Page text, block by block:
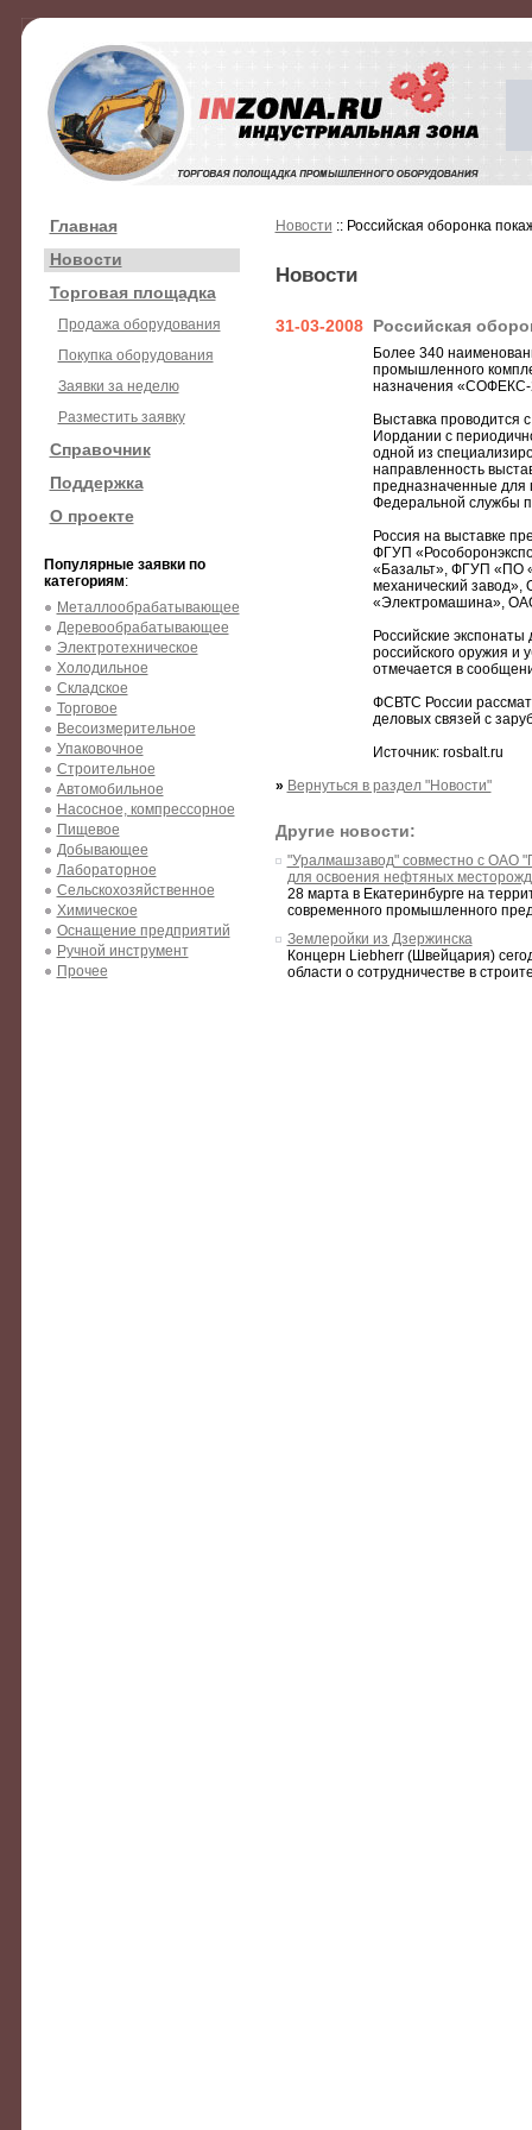
Главная
Новости
Торговая площадка
Продажа оборудования
Покупка оборудования
Заявки за неделю
Разместить заявку
Справочник
Поддержка
О проекте
Популярные заявки по
категориям:
Металлообрабатывающее
Деревообрабатывающее
Электротехническое
Холодильное
Складское
Торговое
Весоизмерительное
Упаковочное
Строительное
Автомобильное
Насосное, компрессорное
Пищевое
Добывающее
Лабораторное
Сельскохозяйственное
Химическое
Оснащение предприятий
Ручной инструмент
Прочее
Новости :: Российская оборонка
Новости
31-03-2008 Российская
Более 340
промышленного
назначения «СОФЕКС-
Выставка проводится
Иордании с
одной из
направленность
предназначенные для
Федеральной службы
Россия на выставке
ФГУП
«Базальт», ФГУП «ПО
механический
«Электромашина»,
Российские экспонаты
российского оружия и
отмечается в
ФСВТС России
деловых связей с
Источник: rosbalt.ru
» Вернуться в раздел "Новости"
Другие новости:
"Уралмашзавод" совместно с ОАО
для освоения нефтяных
28 марта в Екатеринбурге на
современного промышленного
Землеройки из Дзержинска
Концерн Liebherr (Швейцария)
области о сотрудничестве в